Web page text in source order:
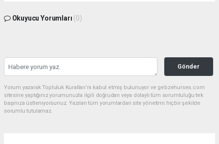
Okuyucu Yorumları (0)
Gönder
Yorum yazarak Topluluk Kuralları’nı kabul etmiş bulunuyor ve gebzehurses.com
sitesine yaptığınız yorumunuzla ilgili doğrudan veya dolaylı tüm sorumluluğu tek
başınıza üstleniyorsunuz. Yazılan tüm yorumlardan site yönetimi hiçbir şekilde
sorumlu tutulamaz.